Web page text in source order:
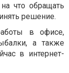
что обращать
решение.
в офисе,
а также
в интернет-